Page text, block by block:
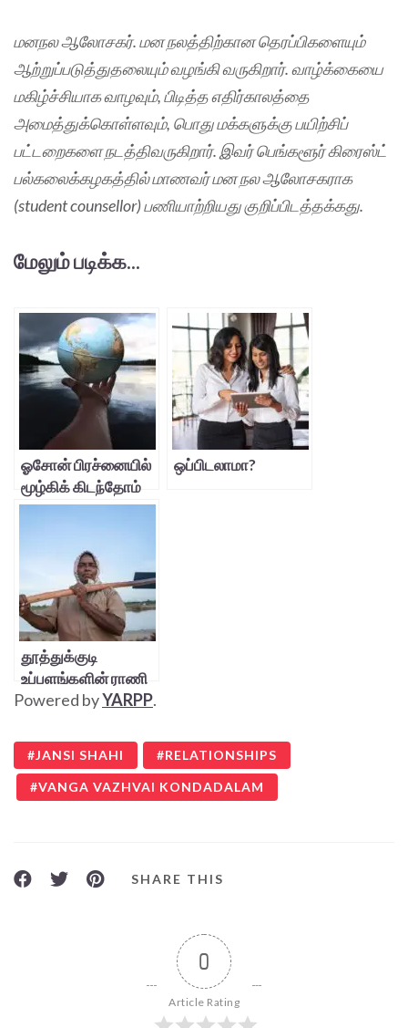
மனநல ஆலோசகர். மன நலத்திற்கான தெரப்பிகளையும்
ஆற்றுப்படுத்துதலையும் வழங்கி வருகிறார். வாழ்க்கையை
மகிழ்ச்சியாக வாழவும், பிடித்த எதிர்காலத்தை
அமைத்துக்கொள்ளவும், பொது மக்களுக்கு பயிற்சிப்
பட்டறைகளை நடத்திவருகிறார். இவர் பெங்களூர் கிரைஸ்ட்
பல்கலைக்கழகத்தில் மாணவர் மன நல ஆலோசகராக
(student counsellor) பணியாற்றியது குறிப்பிடத்தக்கது.
மேலும் படிக்க...
ஓசோன் பிரச்னையில்
மூழ்கிக் கிடந்தோம்
ஒப்பிடலாமா?
தூத்துக்குடி
உப்பளங்களின் ராணி
Powered byYARPP.
JANSI SHAHI RELATIONSHIPS
VANGA VAZHVAI KONDADALAM
SHARE THIS
0
Article Rating